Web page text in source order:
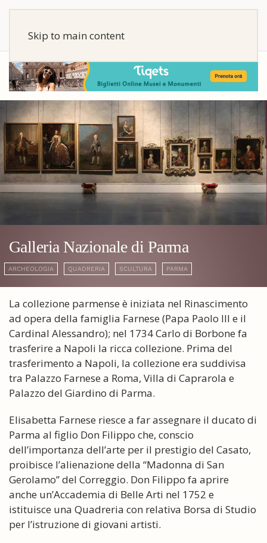
Skip to main content
Galleria Nazionale di Parma
ARCHEOLOGIA QUADRERIA SCULTURA PARMA
La collezione parmense è iniziata nel Rinascimento
ad opera della famiglia Farnese (Papa Paolo III e il
Cardinal Alessandro); nel 1734 Carlo di Borbone fa
trasferire a Napoli la ricca collezione. Prima del
trasferimento a Napoli, la collezione era suddivisa
tra Palazzo Farnese a Roma, Villa di Caprarola e
Palazzo del Giardino di Parma.
Elisabetta Farnese riesce a far assegnare il ducato di
Parma al figlio Don Filippo che, conscio
dell’importanza dell’arte per il prestigio del Casato,
proibisce l’alienazione della “Madonna di San
Gerolamo” del Correggio. Don Filippo fa aprire
anche un’Accademia di Belle Arti nel 1752 e
istituisce una Quadreria con relativa Borsa di Studio
per l’istruzione di giovani artisti.